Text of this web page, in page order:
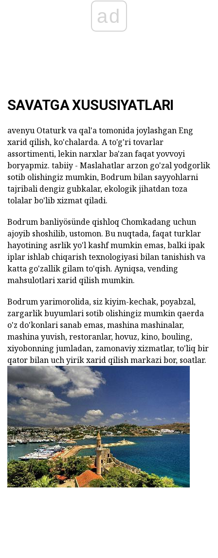
ad
SAVATGA XUSUSIYATLARI
avenyu Otaturk va qal'a tomonida joylashgan Eng
xarid qilish, ko'chalarda. A to'g'ri tovarlar
assortimenti, lekin narxlar ba'zan faqat yovvoyi
boryapmiz. tabiiy - Maslahatlar arzon go'zal yodgorlik
sotib olishingiz mumkin, Bodrum bilan sayyohlarni
tajribali dengiz gubkalar, ekologik jihatdan toza
tolalar bo'lib xizmat qiladi.
Bodrum banliyösünde qishloq Chomkadang uchun
ajoyib shoshilib, ustomon. Bu nuqtada, faqat turklar
hayotining asrlik yo'l kashf mumkin emas, balki ipak
iplar ishlab chiqarish texnologiyasi bilan tanishish va
katta go'zallik gilam to'qish. Ayniqsa, vending
mahsulotlari xarid qilish mumkin.
Bodrum yarimorolida, siz kiyim-kechak, poyabzal,
zargarlik buyumlari sotib olishingiz mumkin qaerda
o'z do'konlari sanab emas, mashina mashinalar,
mashina yuvish, restoranlar, hovuz, kino, bouling,
xiyobonning jumladan, zamonaviy xizmatlar, to'liq bir
qator bilan uch yirik xarid qilish markazi bor, soatlar.